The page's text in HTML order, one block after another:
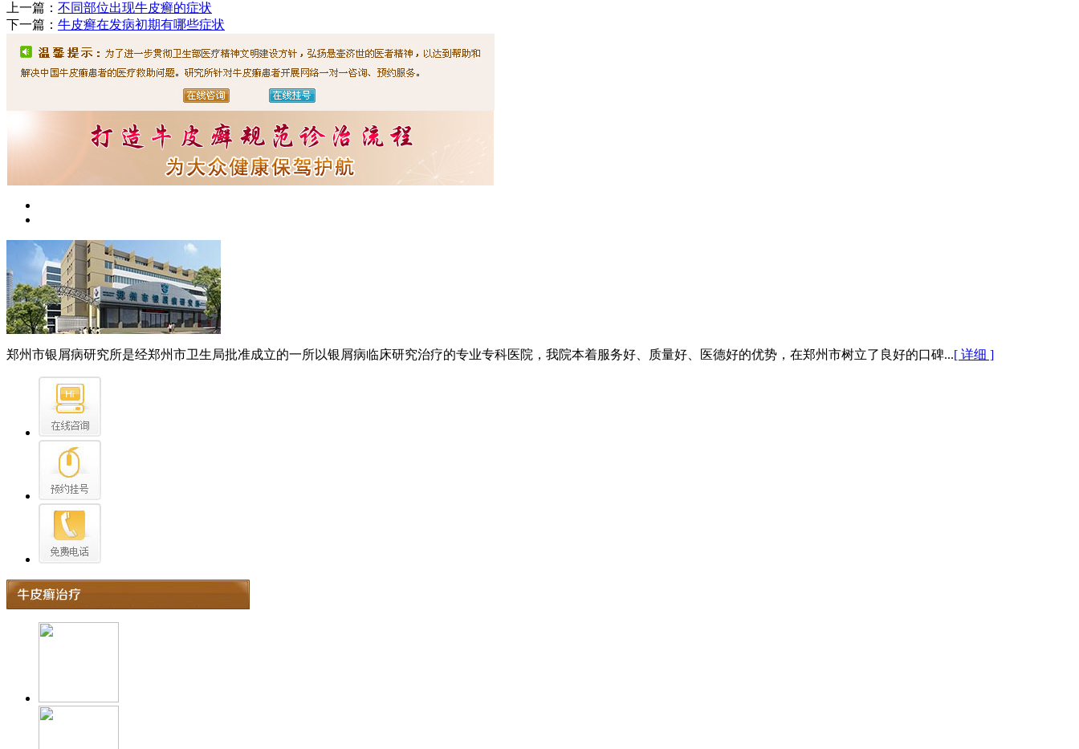
上一篇： 不同部位出现牛皮癣的症状
下一篇： 牛皮癣在发病初期有哪些症状
郑州市银屑病研究所是经郑州市卫生局批准成立的一所以银屑病临床研究治疗的专业专科医院，我院本着服务好、质量好、医德好的优势，在郑州市树立了良好的口碑...[ 详细 ]